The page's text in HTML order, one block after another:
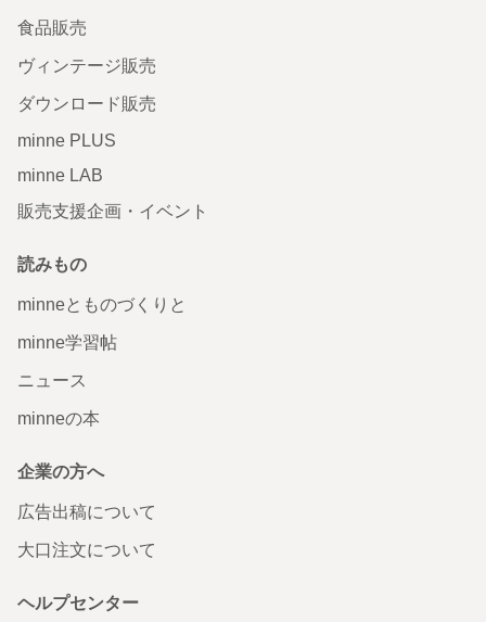
食品販売
ヴィンテージ販売
ダウンロード販売
minne PLUS
minne LAB
販売支援企画・イベント
読みもの
minneとものづくりと
minne学習帖
ニュース
minneの本
企業の方へ
広告出稿について
大口注文について
ヘルプセンター